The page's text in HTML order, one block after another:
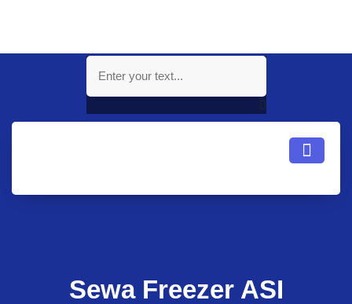
Sewa Freezer ASI